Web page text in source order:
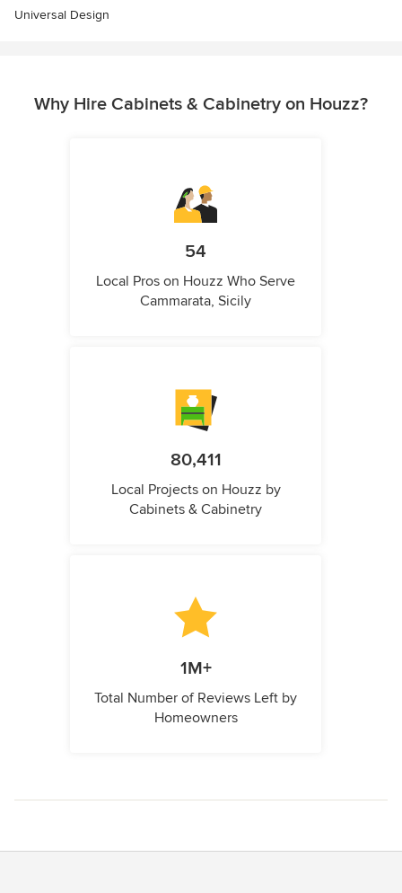
Universal Design
Why Hire Cabinets & Cabinetry on Houzz?
54
Local Pros on Houzz Who Serve
Cammarata, Sicily
80,411
Local Projects on Houzz by
Cabinets & Cabinetry
1M+
Total Number of Reviews Left by
Homeowners